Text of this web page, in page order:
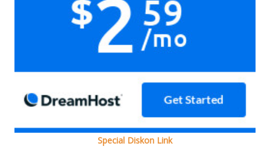
Special Diskon Link